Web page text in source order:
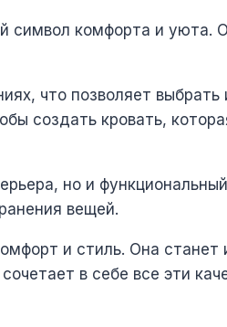
символ комфорта и
что позволяет
создать кровать,
но и
вещей.
и стиль. Она
в себе все эти